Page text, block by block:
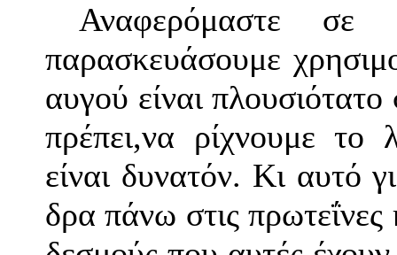
Αναφερόμαστε
παρασκευάσουμε
αυγού είναι
πρέπει,να ρίχνουμε
είναι δυνατόν. Κι αυτό
δρα πάνω στιςπρωτεΐνες